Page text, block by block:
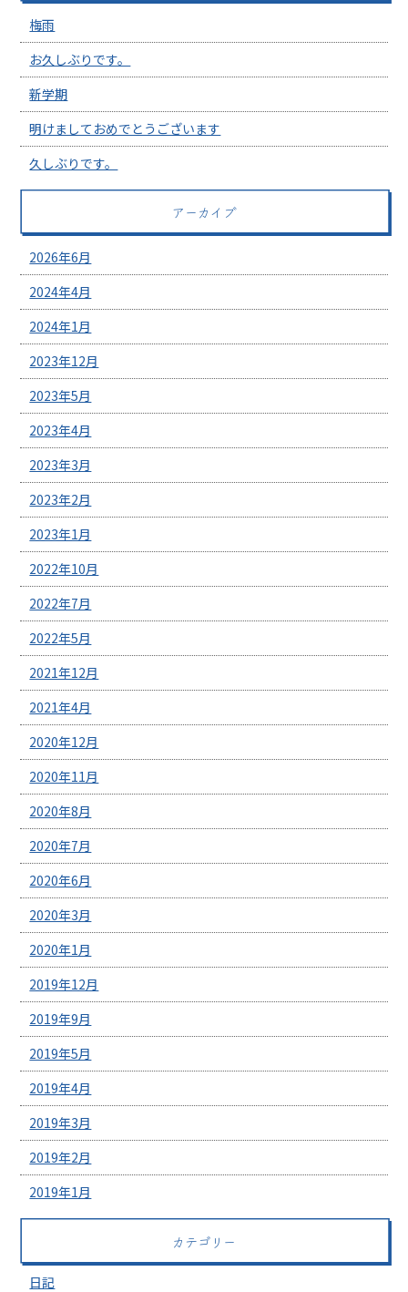
梅雨
お久しぶりです。
新学期
明けましておめでとうございます
久しぶりです。
アーカイブ
2026年6月
2024年4月
2024年1月
2023年12月
2023年5月
2023年4月
2023年3月
2023年2月
2023年1月
2022年10月
2022年7月
2022年5月
2021年12月
2021年4月
2020年12月
2020年11月
2020年8月
2020年7月
2020年6月
2020年3月
2020年1月
2019年12月
2019年9月
2019年5月
2019年4月
2019年3月
2019年2月
2019年1月
カテゴリー
日記